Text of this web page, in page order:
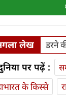
लेख डरने
पर पढ़ें :
के किस्से